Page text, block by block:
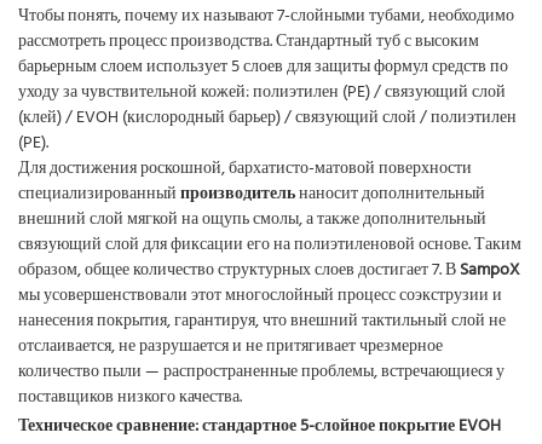
Чтобы понять, почему их называют 7-слойными тубами, необходимо
рассмотреть процесс производства. Стандартный туб с высоким
барьерным слоем использует 5 слоев для защиты формул средств по
уходу за чувствительной кожей: полиэтилен (PE) / связующий слой
(клей) / EVOH (кислородный барьер) / связующий слой / полиэтилен
(PE).
Для достижения роскошной, бархатисто-матовой поверхности
специализированныйпроизводительнаносит дополнительный
внешний слой мягкой на ощупь смолы, а также дополнительный
связующий слой для фиксации его на полиэтиленовой основе. Таким
образом, общее количество структурных слоев достигает 7. ВSampoX
мы усовершенствовали этот многослойный процесс соэкструзии и
нанесения покрытия, гарантируя, что внешний тактильный слой не
отслаивается, не разрушается и не притягивает чрезмерное
количество пыли — распространенные проблемы, встречающиеся у
поставщиков низкого качества.
Техническое сравнение: стандартное 5-слойное покрытие EVOH